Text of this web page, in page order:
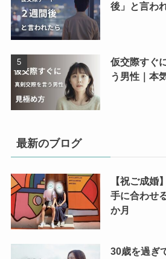
後」と言わ
仮交際すぐ
う男性｜本
最新のブログ
【祝ご成
手に合わせ
か月
30歳を過ぎ